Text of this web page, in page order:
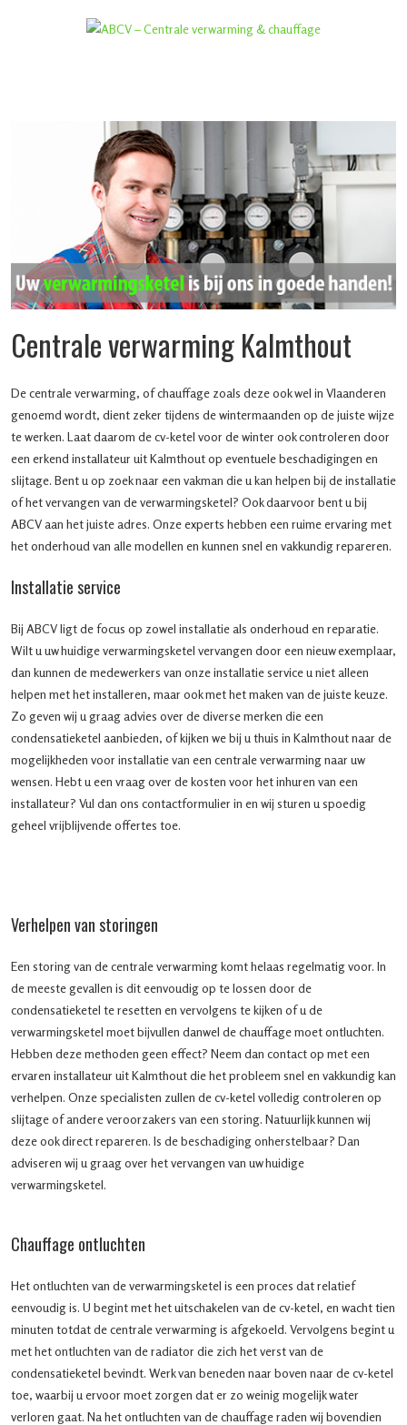
Centrale verwarming Kalmthout
De centrale verwarming, of chauffage zoals deze ook wel in Vlaanderen
genoemd wordt, dient zeker tijdens de wintermaanden op de juiste wijze
te werken. Laat daarom de cv-ketel voor de winter ook controleren door
een erkend installateur uit Kalmthout op eventuele beschadigingen en
slijtage. Bent u op zoek naar een vakman die u kan helpen bij de installatie
of het vervangen van de verwarmingsketel? Ook daarvoor bent u bij
ABCV aan het juiste adres. Onze experts hebben een ruime ervaring met
het onderhoud van alle modellen en kunnen snel en vakkundig repareren.
Installatie service
Bij ABCV ligt de focus op zowel installatie als onderhoud en reparatie.
Wilt u uw huidige verwarmingsketel vervangen door een nieuw exemplaar,
dan kunnen de medewerkers van onze installatie service u niet alleen
helpen met het installeren, maar ook met het maken van de juiste keuze.
Zo geven wij u graag advies over de diverse merken die een
condensatieketel aanbieden, of kijken we bij u thuis in Kalmthout naar de
mogelijkheden voor installatie van een centrale verwarming naar uw
wensen. Hebt u een vraag over de kosten voor het inhuren van een
installateur? Vul dan ons contactformulier in en wij sturen u spoedig
geheel vrijblijvende offertes toe.
Verhelpen van storingen
Een storing van de centrale verwarming komt helaas regelmatig voor. In
de meeste gevallen is dit eenvoudig op te lossen door de
condensatieketel te resetten en vervolgens te kijken of u de
verwarmingsketel moet bijvullen danwel de chauffage moet ontluchten.
Hebben deze methoden geen effect? Neem dan contact op met een
ervaren installateur uit Kalmthout die het probleem snel en vakkundig kan
verhelpen. Onze specialisten zullen de cv-ketel volledig controleren op
slijtage of andere veroorzakers van een storing. Natuurlijk kunnen wij
deze ook direct repareren. Is de beschadiging onherstelbaar? Dan
adviseren wij u graag over het vervangen van uw huidige
verwarmingsketel.
Chauffage ontluchten
Het ontluchten van de verwarmingsketel is een proces dat relatief
eenvoudig is. U begint met het uitschakelen van de cv-ketel, en wacht tien
minuten totdat de centrale verwarming is afgekoeld. Vervolgens begint u
met het ontluchten van de radiator die zich het verst van de
condensatieketel bevindt. Werk van beneden naar boven naar de cv-ketel
toe, waarbij u ervoor moet zorgen dat er zo weinig mogelijk water
verloren gaat. Na het ontluchten van de chauffage raden wij bovendien